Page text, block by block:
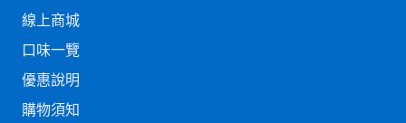
線上商城
口味一覽
優惠說明
購物須知